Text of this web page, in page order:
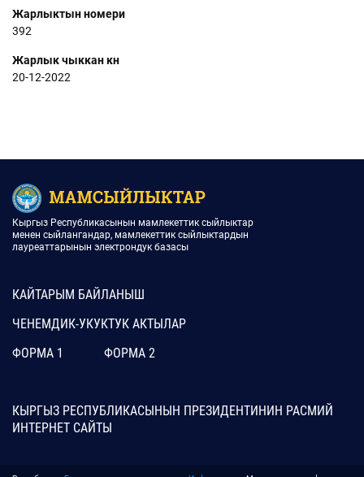
Жарлыктын номери
392
Жарлык чыккан күнү
20-12-2022
Кыргыз Республикасынын мамлекеттик сыйлыктар
менен сыйлангандар, мамлекеттик сыйлыктардын
лауреаттарынын электрондук базасы
КАЙТАРЫМ БАЙЛАНЫШ
ЧЕНЕМДИК-УКУКТУК АКТЫЛАР
ФОРМА 1
ФОРМА 2
КЫРГЫЗ РЕСПУБЛИКАСЫНЫН ПРЕЗИДЕНТИНИН РАСМИЙ
ИНТЕРНЕТ САЙТЫ